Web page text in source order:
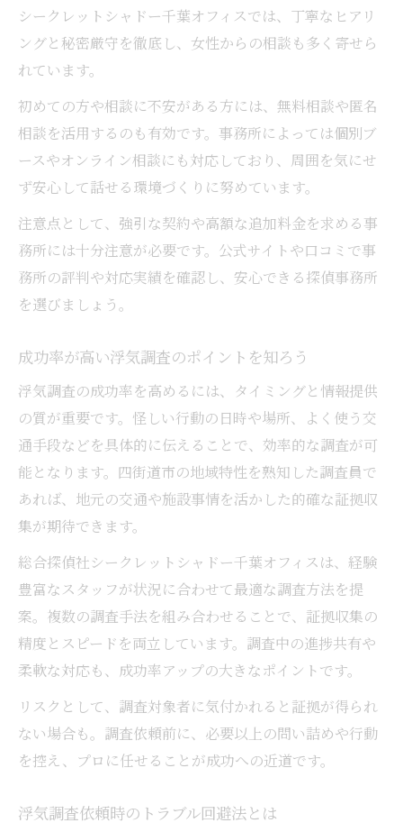
シークレットシャドー千葉オフィスでは、丁寧なヒアリ
ングと秘密厳守を徹底し、女性からの相談も多く寄せら
れています。
初めての方や相談に不安がある方には、無料相談や匿名
相談を活用するのも有効です。事務所によっては個別ブ
ースやオンライン相談にも対応しており、周囲を気にせ
ず安心して話せる環境づくりに努めています。
注意点として、強引な契約や高額な追加料金を求める事
務所には十分注意が必要です。公式サイトや口コミで事
務所の評判や対応実績を確認し、安心できる探偵事務所
を選びましょう。
成功率が高い浮気調査のポイントを知ろう
浮気調査の成功率を高めるには、タイミングと情報提供
の質が重要です。怪しい行動の日時や場所、よく使う交
通手段などを具体的に伝えることで、効率的な調査が可
能となります。四街道市の地域特性を熟知した調査員で
あれば、地元の交通や施設事情を活かした的確な証拠収
集が期待できます。
総合探偵社シークレットシャドー千葉オフィスは、経験
豊富なスタッフが状況に合わせて最適な調査方法を提
案。複数の調査手法を組み合わせることで、証拠収集の
精度とスピードを両立しています。調査中の進捗共有や
柔軟な対応も、成功率アップの大きなポイントです。
リスクとして、調査対象者に気付かれると証拠が得られ
ない場合も。調査依頼前に、必要以上の問い詰めや行動
を控え、プロに任せることが成功への近道です。
浮気調査依頼時のトラブル回避法とは